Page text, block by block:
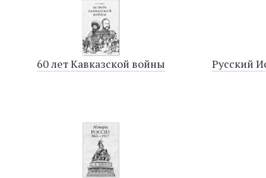
60 лет Кавказской войны Русский